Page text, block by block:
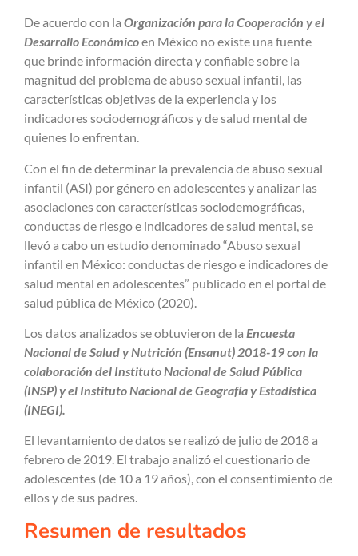
De acuerdo con la Organización para la Cooperación y el
Desarrollo Económicoen México no existe una fuente
que brinde información directa y confiable sobre la
magnitud del problema de abuso sexual infantil, las
características objetivas de la experiencia y los
indicadores sociodemográficos y de salud mental de
quienes lo enfrentan.
Con el fin de determinar la prevalencia de abuso sexual
infantil (ASI) por género en adolescentes y analizar las
asociaciones con características sociodemográficas,
conductas de riesgo e indicadores de salud mental, se
llevó a cabo un estudio denominado “Abuso sexual
infantil en México: conductas de riesgo e indicadores de
salud mental en adolescentes” publicado en el portal de
salud pública de México (2020).
Los datos analizados se obtuvieron de la Encuesta
Nacional de Salud y Nutrición (Ensanut) 2018-19 con la
colaboración del Instituto Nacional de Salud Pública
(INSP) y el Instituto Nacional de Geografía y Estadística
(INEGI).
El levantamiento de datos se realizó de julio de 2018 a
febrero de 2019. El trabajo analizó el cuestionario de
adolescentes (de 10 a 19 años), con el consentimiento de
ellos y de sus padres.
Resumen de resultados